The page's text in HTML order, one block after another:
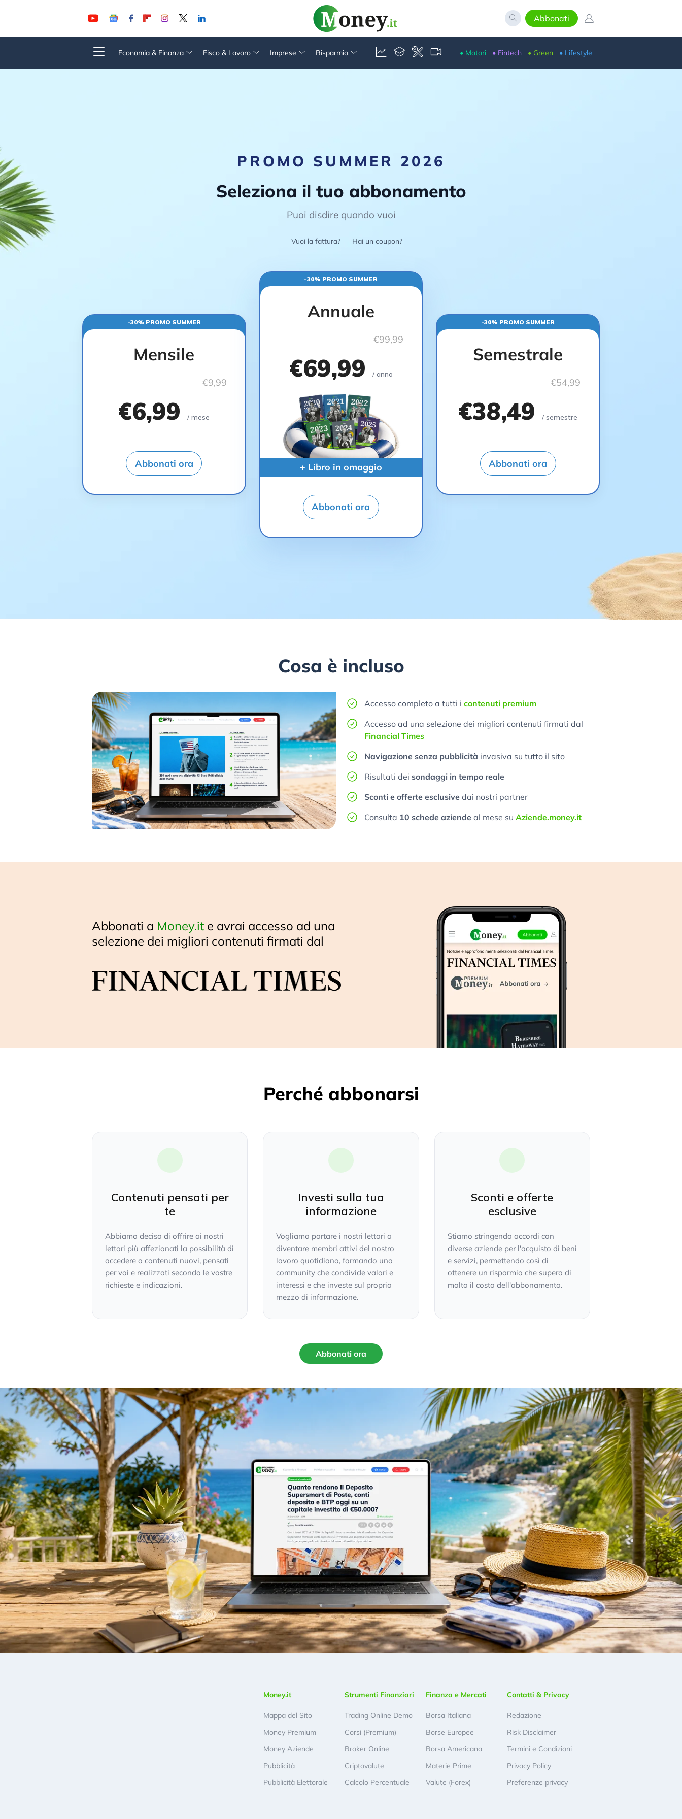
Abbonati
Economia & Finanza Fisco & Lavoro Imprese Risparmio • Motori • Fintech • Green • Lifestyle
PROMO SUMMER 2026
Seleziona il tuo abbonamento
Puoi disdire quando vuoi
Vuoi la fattura? Hai un coupon?
-30% PROMO SUMMER
Mensile
€9,99
€6,99/ mese
Abbonati ora
-30% PROMO SUMMER
Annuale
€99,99
€69,99 / anno
+ Libro in omaggio
Abbonati ora
-30% PROMO SUMMER
Semestrale
€54,99
€38,49 / semestre
Abbonati ora
Cosa è incluso
Accesso completo a tutti i contenuti premium
Accesso ad una selezione dei migliori contenuti firmati dal
Financial Times
Navigazione senza pubblicità invasiva su tutto il sito
Risultati dei sondaggi in tempo reale
Sconti e offerte esclusive dai nostri partner
Consulta 10 schede aziende al mese su Aziende.money.it
Abbonati a Money.it e avrai accesso ad una
selezione dei migliori contenuti firmati dal
Perché abbonarsi
Contenuti pensati per
te
Abbiamo deciso di offrire ai nostri
lettori più affezionati la possibilità di
accedere a contenuti nuovi, pensati
per voi e realizzati secondo le vostre
richieste e indicazioni.
Investi sulla tua
informazione
Vogliamo portare i nostri lettori a
diventare membri attivi del nostro
lavoro quotidiano, formando una
community che condivide valori e
interessi e che investe sul proprio
mezzo di informazione.
Sconti e offerte
esclusive
Stiamo stringendo accordi con
diverse aziende per l'acquisto di beni
e servizi, permettendo così di
ottenere un risparmio che supera di
molto il costo dell'abbonamento.
Abbonati ora
Money.it
Mappa del Sito
Money Premium
Money Aziende
Pubblicità
Pubblicità Elettorale
Strumenti Finanziari
Trading Online Demo
Corsi (Premium)
Broker Online
Criptovalute
Calcolo Percentuale
Finanza e Mercati
Borsa Italiana
Borse Europee
Borsa Americana
Materie Prime
Valute (Forex)
Contatti & Privacy
Redazione
Risk Disclaimer
Termini e Condizioni
Privacy Policy
Preferenze privacy